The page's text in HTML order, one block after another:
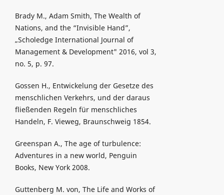
Brady M., Adam Smith, The Wealth of
Nations, and the “Invisible Hand”,
„Scholedge International Journal of
Management & Development" 2016, vol 3,
no. 5, p. 97.
Gossen H., Entwickelung der Gesetze des
menschlichen Verkehrs, und der daraus
fließenden Regeln für menschliches
Handeln, F. Vieweg, Braunschweig 1854.
Greenspan A., The age of turbulence:
Adventures in a new world, Penguin
Books, New York 2008.
Guttenberg M. von, The Life and Works of